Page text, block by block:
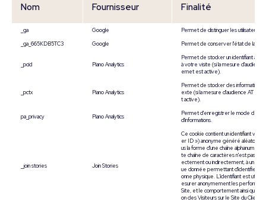
Nom Fournisseur Finalité
​_ga​ Google
​Permet de distinguer les utilisateurs.​
​_ga_665KDB5TC3
​Google​ ​Permet de conserver l'état de la
​_pcid​ ​Piano Analytics​
​Permet de stocker un identifiant
à votre visite (si la mesure d'audience
ernet est active).​
​_pctx​ ​​Piano Analytics​
​Permet de stocker des informations
exte (si la mesure d'audience AT
t active).​
​pa_privacy​ ​​Piano Analytics​
​Permet d'enregistrer le mode de
d'informations.​
_join stories Join Stories
Ce cookie contient un identifiant
er ID ») anonyme généré
us la forme d'une chaîne
te chaîne de caractères n'est pas
ectement ou indirectement, à une
ue donnée permettant d'identifier
onne physique. L'identifiant est utilisé
esurer anonymement les
Site, et le comportement ainsi que la
on des Visiteurs sur le Site du Client.